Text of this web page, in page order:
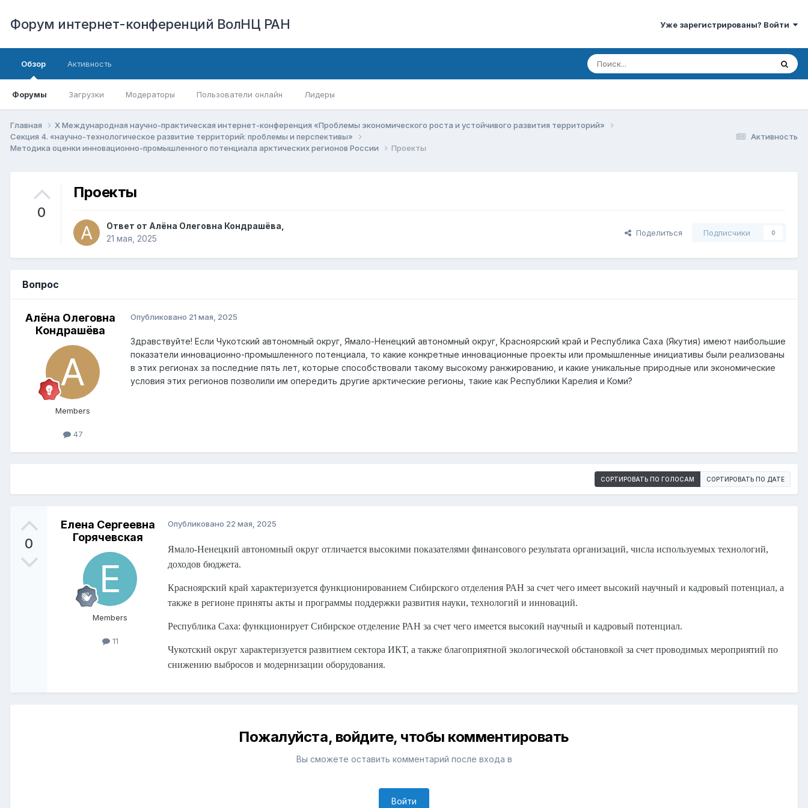
Форум интернет-конференций ВолНЦ РАН Уже зарегистрированы? Войти
Обзор
Форумы Загрузки Модераторы Пользователи онлайн Лидеры
Активность
Активность
Главная
X Международная научно-практическая интернет-конференция «Проблемы экономического роста и устойчивого развития территорий»
Секция 4. «научно-технологическое развитие территорий: проблемы и перспективы»
Методика оценки инновационно-промышленного потенциала арктических регионов России
Проекты
0
Проекты
Ответ от Алёна Олеговна Кондрашёва
21 мая, 2025
Поделиться Подписчики 0
Вопрос
Алёна Олеговна
Кондрашёва
Members
47
Опубликовано 21 мая, 2025
Здравствуйте! Если Чукотский автономный округ, Ямало-Ненецкий автономный округ, Красноярский край и Республика Саха (Якутия) имеют наибольшие
показатели инновационно-промышленного потенциала, то какие конкретные инновационные проекты или промышленные инициативы были реализованы
в этих регионах за последние пять лет, которые способствовали такому высокому ранжированию, и какие уникальные природные или экономические
условия этих регионов позволили им опередить другие арктические регионы, такие как Республики Карелия и Коми?
СОРТИРОВАТЬ ПО ГОЛОСАМ СОРТИРОВАТЬ ПО ДАТЕ
0
Елена Сергеевна
Горячевская
Members
11
Опубликовано 22 мая, 2025
Ямало-Ненецкий автономный округ отличается высокими показателями финансового результата организаций, числа используемых технологий,
доходов бюджета.
Красноярский край характеризуется функционированием Сибирского отделения РАН за счет чего имеет высокий научный и кадровый потенциал, а
также в регионе приняты акты и программы поддержки развития науки, технологий и инноваций.
Республика Саха: функционирует Сибирское отделение РАН за счет чего имеется высокий научный и кадровый потенциал.
Чукотский округ характеризуется развитием сектора ИКТ, а также благоприятной экологической обстановкой за счет проводимых мероприятий по
снижению выбросов и модернизации оборудования.
Пожалуйста, войдите, чтобы комментировать
Вы сможете оставить комментарий после входа в
Войти